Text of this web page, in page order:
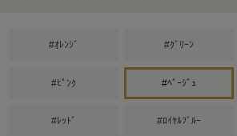
#ｵﾚﾝｼﾞ #ｸﾞﾘｰﾝ
#ﾋﾟﾝｸ #ﾍﾞｰｼﾞｭ
#ﾚｯﾄﾞ #ﾛｲﾔﾙﾌﾞﾙｰ